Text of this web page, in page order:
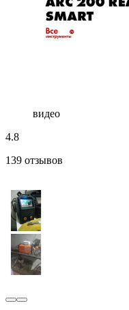
видео
4.8
139 отзывов